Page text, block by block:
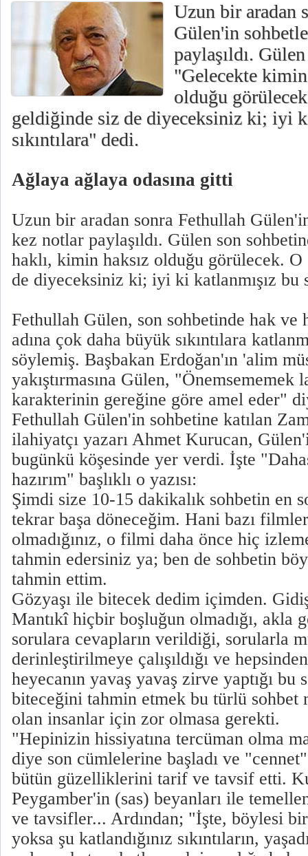
Uzun bir aradan
Gülen'in
paylaşıldı.
"Gelecekte
olduğu
geldiğinde siz de diyeceksiniz ki; iyi
sıkıntılara" dedi.
Ağlaya ağlaya odasına gitti
Uzun bir aradan sonra Fethullah
kez notlar paylaşıldı. Gülen son
haklı, kimin haksız olduğu görülecek.
de diyeceksiniz ki; iyi ki katlanmışız bu
Fethullah Gülen, son sohbetinde hak ve
adına çok daha büyük sıkıntılara
söylemiş. Başbakan Erdoğan'ın 'alim
yakıştırmasına Gülen, "Önemsememek
karakterinin gereğine göre amel eder"
Fethullah Gülen'in sohbetine katılan
ilahiyatçı yazarı Ahmet Kurucan,
bugünkü köşesinde yer verdi. İşte
hazırım" başlıklı o yazısı:
Şimdi size 10-15 dakikalık sohbetin en
tekrar başa döneceğim. Hani bazı
olmadığınız, o filmi daha önce hiç
tahmin edersiniz ya; ben de sohbetin
tahmin ettim.
Gözyaşı ile bitecek dedim içimden.
Mantıkî hiçbir boşluğun olmadığı, akla
sorulara cevapların verildiği, sorularla
derinleştirilmeye çalışıldığı ve
heyecanın yavaş yavaş zirve yaptığı bu
biteceğini tahmin etmek bu türlü sohbet
olan insanlar için zor olmasa gerekti.
"Hepinizin hissiyatına tercüman olma
diye son cümlelerine başladı ve
bütün güzelliklerini tarif ve tavsif etti.
Peygamber'in (sas) beyanları ile
ve tavsifler... Ardından; "İşte, böylesi
yoksa şu katlandığınız sıkıntıların,